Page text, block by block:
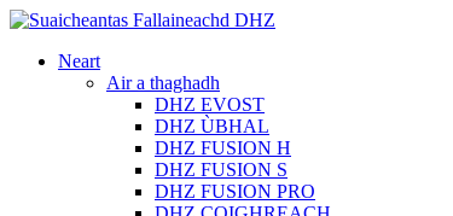
Neart
Air a thaghadh
DHZ EVOST
DHZ ÙBHAL
DHZ FUSION H
DHZ FUSION S
DHZ FUSION PRO